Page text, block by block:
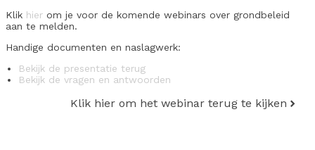
Klik hier om je voor de komende webinars over grondbeleid
aan te melden.
Handige documenten en naslagwerk:
Bekijk de presentatie terug
Bekijk de vragen en antwoorden
Klik hier om het webinar terug te kijken